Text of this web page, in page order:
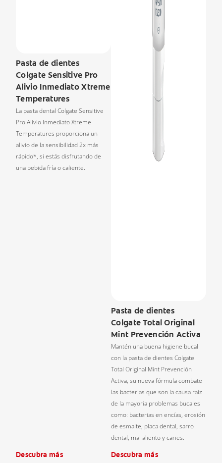
Pasta de dientes
Colgate Sensitive Pro
Alivio Inmediato Xtreme
Temperatures
La pasta dental Colgate Sensitive
Pro Alivio Inmediato Xtreme
Temperatures proporciona un
alivio de la sensibilidad 2x más
rápido*, si estás disfrutando de
una bebida fría o caliente.
Descubra más
Pasta de dientes
Colgate Total Original
Mint Prevención Activa
Mantén una buena higiene bucal
con la pasta de dientes Colgate
Total Original Mint Prevención
Activa, su nueva fórmula combate
las bacterias que son la causa raíz
de la mayoría problemas bucales
como: bacterias en encías, erosión
de esmalte, placa dental, sarro
dental, mal aliento y caries.
Descubra más